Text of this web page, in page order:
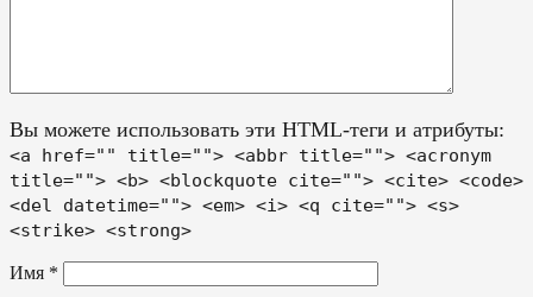
Вы можете использовать эти HTML-теги и атрибуты:
<a href="" title=""> <abbr title=""> <acronym
title=""> <b> <blockquote cite=""> <cite> <code>
<del datetime=""> <em> <i> <q cite=""> <s>
<strike> <strong>
Имя *